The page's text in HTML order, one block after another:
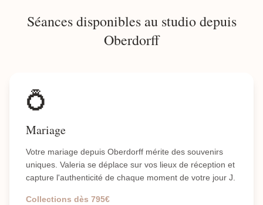
Séances disponibles au studio depuis
Oberdorff
💍
Mariage
Votre mariage depuis Oberdorff mérite des souvenirs
uniques. Valeria se déplace sur vos lieux de réception et
capture l'authenticité de chaque moment de votre jour J.
Collections dès 795€